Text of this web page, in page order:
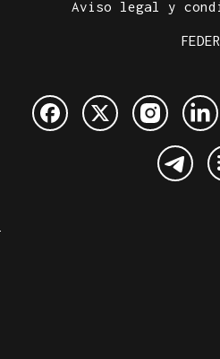
Aviso legal y
FEDER